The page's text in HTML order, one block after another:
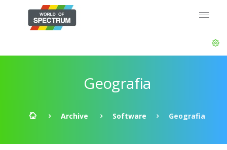
Geografia
Archive Software Geografia